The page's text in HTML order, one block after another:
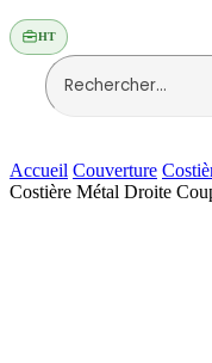
HT
Accueil Couverture
Costière Métal Droite